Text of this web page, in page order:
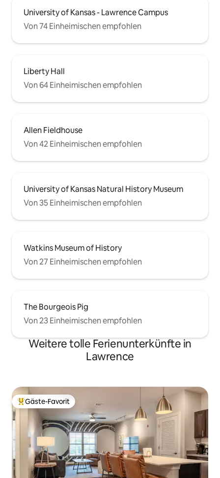
University of Kansas - Lawrence Campus
Von 74 Einheimischen empfohlen
Liberty Hall
Von 64 Einheimischen empfohlen
Allen Fieldhouse
Von 42 Einheimischen empfohlen
University of Kansas Natural History Museum
Von 35 Einheimischen empfohlen
Watkins Museum of History
Von 27 Einheimischen empfohlen
The Bourgeois Pig
Von 23 Einheimischen empfohlen
Weitere tolle Ferienunterkünfte in
Lawrence
Beliebter Gäste-Favorit.
Gäste-Favorit